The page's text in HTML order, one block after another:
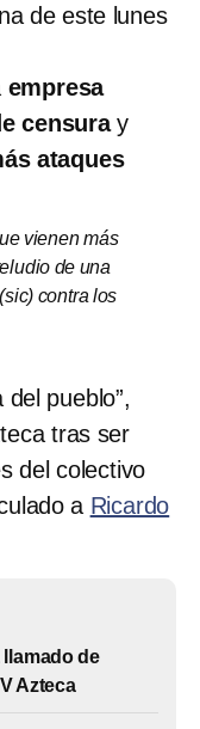
de este lunes
empresa
censuray
ataques
vienen más
de una
contra los
pueblo”,
tras ser
del colectivo
a Ricardo
de
Azteca